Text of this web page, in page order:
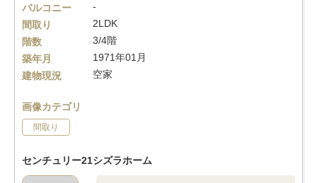
バルコニー
-
間取り
2LDK
階数
3/4階
築年月
1971年01月
建物現況
空家
画像カテゴリ
間取り
センチュリー21シズラホーム